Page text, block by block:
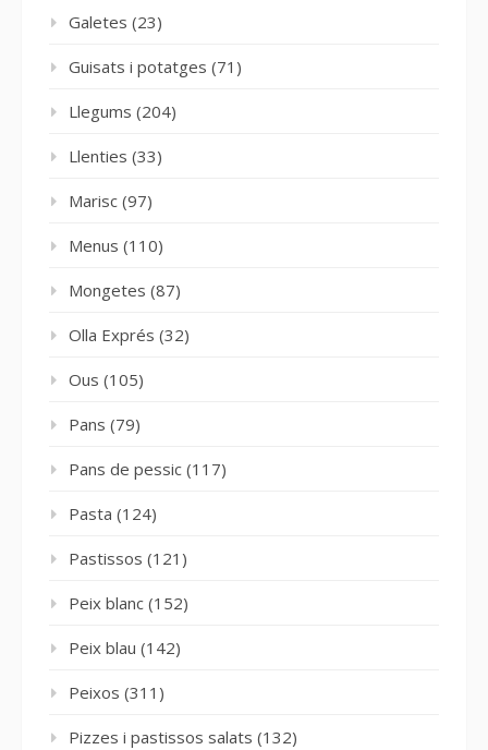
Galetes (23)
Guisats i potatges (71)
Llegums (204)
Llenties (33)
Marisc (97)
Menus (110)
Mongetes (87)
Olla Exprés (32)
Ous (105)
Pans (79)
Pans de pessic (117)
Pasta (124)
Pastissos (121)
Peix blanc (152)
Peix blau (142)
Peixos (311)
Pizzes i pastissos salats (132)